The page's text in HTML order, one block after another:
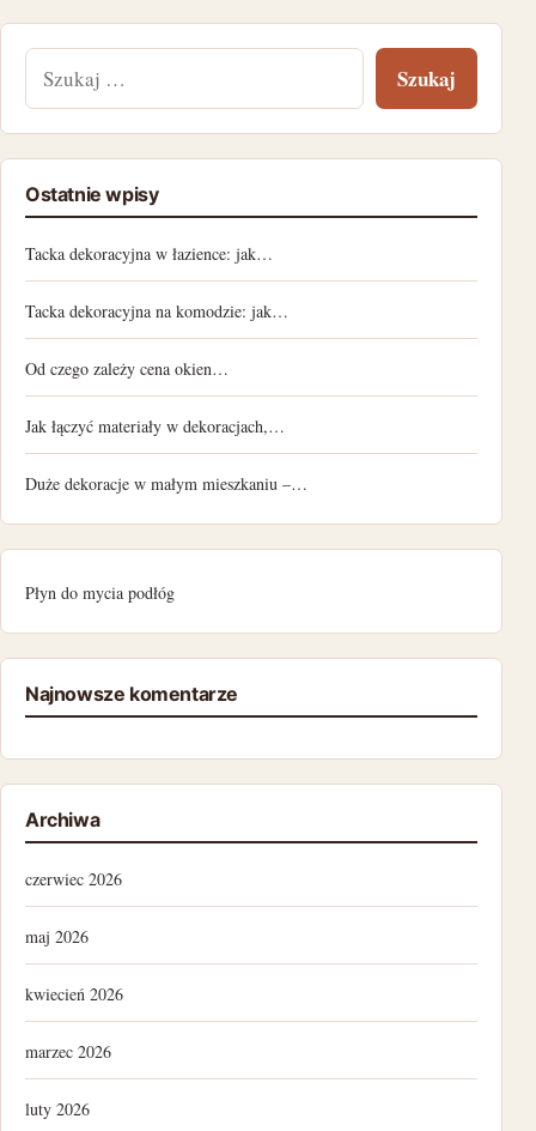
Ostatnie wpisy
Tacka dekoracyjna w łazience: jak…
Tacka dekoracyjna na komodzie: jak…
Od czego zależy cena okien…
Jak łączyć materiały w dekoracjach,…
Duże dekoracje w małym mieszkaniu –…
Płyn do mycia podłóg
Najnowsze komentarze
Archiwa
czerwiec 2026
maj 2026
kwiecień 2026
marzec 2026
luty 2026